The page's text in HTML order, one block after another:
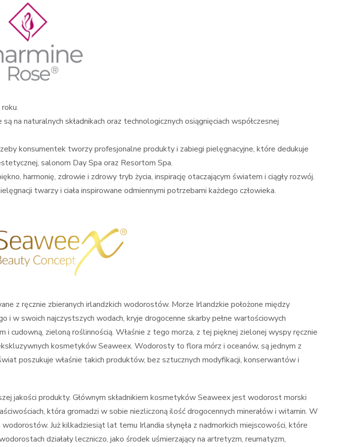
naturalnych składnikach oraz technologicznych osiągnięciach współczesnej
konsumentek tworzy profesjonalne produkty i zabiegi pielęgnacyjne, które dedukuje
salonom Day Spa oraz Resortom Spa.
harmonię, zdrowie i zdrowy tryb życia, inspirację otaczającym światem i ciągły rozwój.
twarzy i ciała inspirowane odmiennymi potrzebami każdego człowieka.
z ręcznie zbieranych irlandzkich wodorostów. Morze Irlandzkie położone między
i w swoich najczystszych wodach, kryje drogocenne skarby pełne wartościowych
i cudowną, zieloną roślinnością. Właśnie z tego morza, z tej pięknej zielonej wyspy ręcznie
kosmetyków Seaweex. Wodorosty to flora mórz i oceanów, są jednym z
poszukuje właśnie takich produktów, bez sztucznych modyfikacji, konserwantów i
jakości produkty. Głównym składnikiem kosmetyków Seaweex jest wodorost morski
która gromadzi w sobie niezliczoną ilość drogocennych minerałów i witamin. W
Już kilkadziesiąt lat temu Irlandia słynęła z nadmorkich miejscowości, które
działały leczniczo, jako środek uśmierzający na artretyzm, reumatyzm,